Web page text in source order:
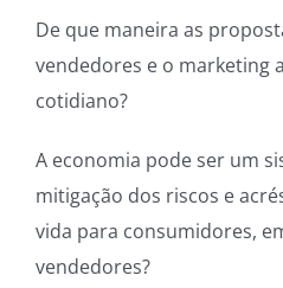
De que maneira as
vendedores e o marketing
cotidiano?
A economia pode ser um
mitigação dos riscos e
vida para consumidores,
vendedores?